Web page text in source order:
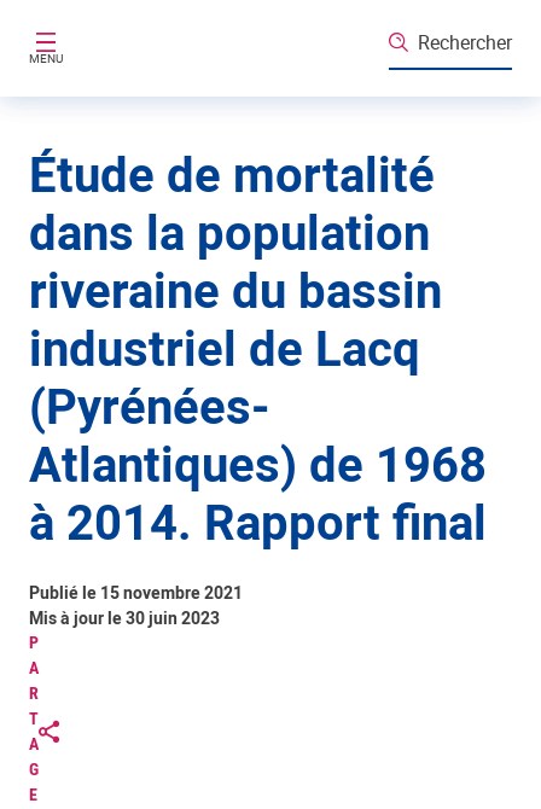
MENU
Rechercher
Étude de mortalité
dans la population
riveraine du bassin
industriel de Lacq
(Pyrénées-
Atlantiques) de 1968
à 2014. Rapport final
P
A
R
T
A
G
E
Publié le 15 novembre 2021
Mis à jour le 30 juin 2023